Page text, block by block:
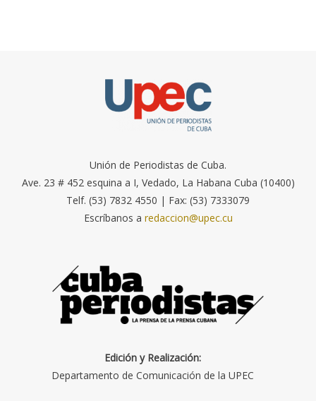
Unión de Periodistas de Cuba.
Ave. 23 # 452 esquina a I, Vedado, La Habana Cuba (10400)
Telf. (53) 7832 4550 | Fax: (53) 7333079
Escríbanos a redaccion@upec.cu
Edición y Realización:
Departamento de Comunicación de la UPEC